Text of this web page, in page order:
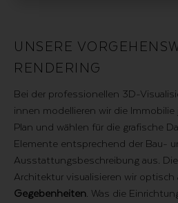
Bei der professionellen 3D-
innen modellieren wir die Immobilie
Plan und wählen für die grafische
Elemente entsprechend der Bau-
Ausstattungsbeschreibung aus.
Architektur visualisieren wir optisch
Gegebenheiten . Was die
UNSERE
RENDERING